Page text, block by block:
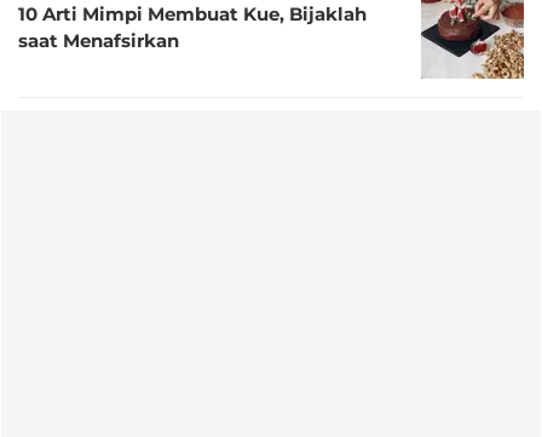
10 Arti Mimpi Membuat Kue, Bijaklah
saat Menafsirkan